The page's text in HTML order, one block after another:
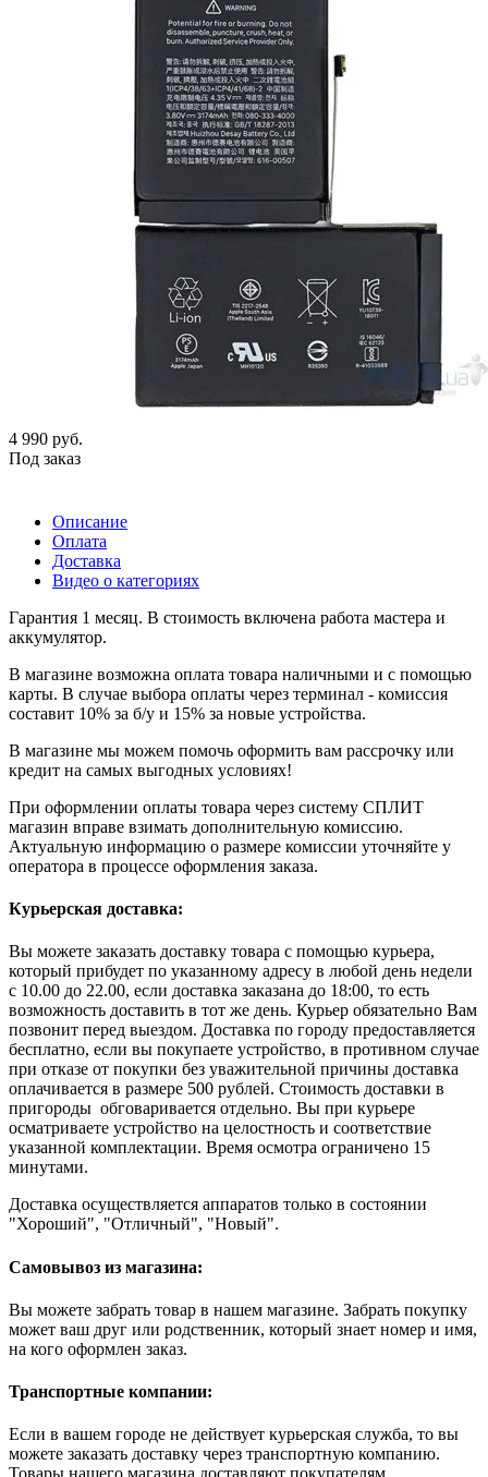
4 990 руб.
Под заказ
Описание
Оплата
Доставка
Видео о категориях
Гарантия 1 месяц. В стоимость включена работа мастера и
аккумулятор.
В магазине возможна оплата товара наличными и с помощью
карты. В случае выбора оплаты через терминал - комиссия
составит 10% за б/у и 15% за новые устройства.
В магазине мы можем помочь оформить вам рассрочку или
кредит на самых выгодных условиях!
При оформлении оплаты товара через систему СПЛИТ
магазин вправе взимать дополнительную комиссию.
Актуальную информацию о размере комиссии уточняйте у
оператора в процессе оформления заказа.
Курьерская доставка:
Вы можете заказать доставку товара с помощью курьера,
который прибудет по указанному адресу в любой день недели
с 10.00 до 22.00, если доставка заказана до 18:00, то есть
возможность доставить в тот же день. Курьер обязательно Вам
позвонит перед выездом. Доставка по городу предоставляется
бесплатно, если вы покупаете устройство, в противном случае
при отказе от покупки без уважительной причины доставка
оплачивается в размере 500 рублей. Стоимость доставки в
пригороды обговаривается отдельно. Вы при курьере
осматриваете устройство на целостность и соответствие
указанной комплектации. Время осмотра ограничено 15
минутами.
Доставка осуществляется аппаратов только в состоянии
"Хороший", "Отличный", "Новый".
Самовывоз из магазина:
Вы можете забрать товар в нашем магазине. Забрать покупку
может ваш друг или родственник, который знает номер и имя,
на кого оформлен заказ.
Транспортные компании:
Если в вашем городе не действует курьерская служба, то вы
можете заказать доставку через транспортную компанию.